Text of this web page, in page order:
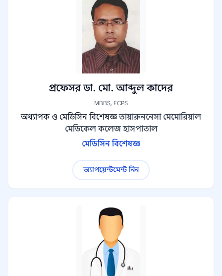
প্রফেসর ডা. মো. আব্দুল কাদের
MBBS, FCPS
অধ্যাপক ও মেডিসিন বিশেষজ্ঞ তায়ারুননেসা মেমোরিয়াল
মেডিকেল কলেজ হাসপাতাল
মেডিসিন বিশেষজ্ঞ
অ্যাপয়েন্টমেন্ট নিন